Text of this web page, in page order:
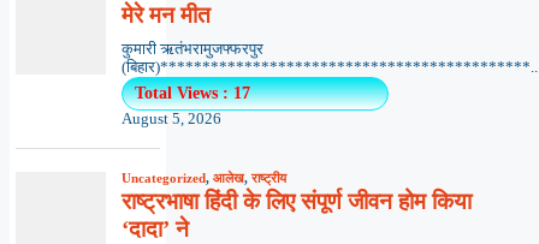
मेरे मन मीत
कुमारी ऋतंभरामुजफ्फरपुर
Total Views : 17
August 5, 2026
Uncategorized, आलेख,राष्ट्रीय
राष्ट्रभाषा हिंदी के लिए संपूर्ण जीवन होम किया
‘दादा’ ने